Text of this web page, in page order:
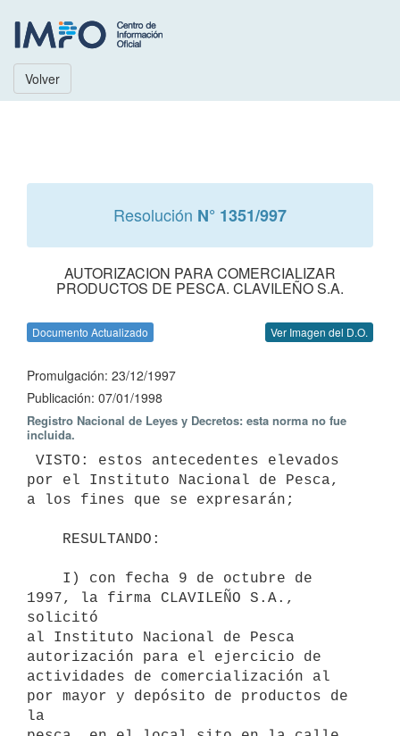
Volver
Resolución N° 1351/997
AUTORIZACION PARA COMERCIALIZAR
PRODUCTOS DE PESCA. CLAVILEÑO S.A.
Documento Actualizado Ver Imagen del D.O.
Promulgación: 23/12/1997
Publicación: 07/01/1998
Registro Nacional de Leyes y Decretos: esta norma no fue
incluida.
por el Instituto Nacional de Pesca,
a los fines que se expresarán;
1997, la firma CLAVILEÑO S.A.,
solicitó
al Instituto Nacional de Pesca
autorización para el ejercicio de
actividades de comercialización al
por mayor y depósito de productos de
la